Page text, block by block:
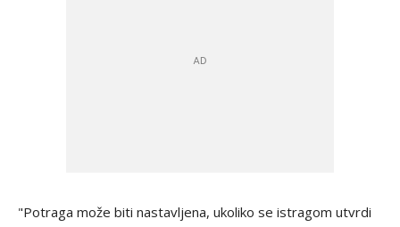
"Potraga može biti nastavljena, ukoliko se istragom utvrdi